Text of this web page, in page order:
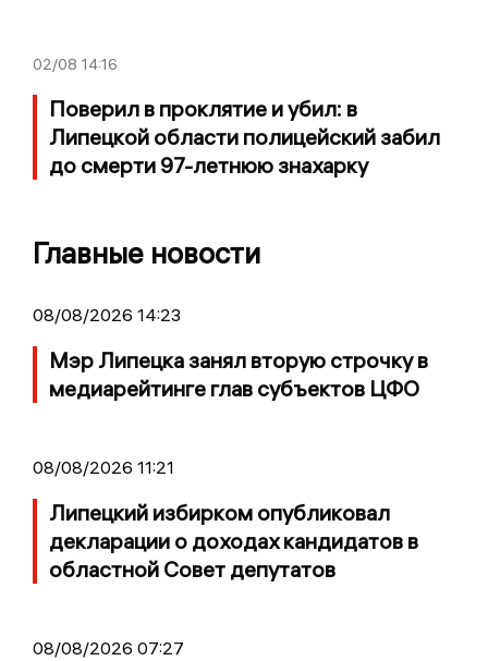
02/08 14:16
Поверил в проклятие и убил: в
Липецкой области полицейский забил
до смерти 97-летнюю знахарку
Главные новости
08/08/2026 14:23
Мэр Липецка занял вторую строчку в
медиарейтинге глав субъектов ЦФО
08/08/2026 11:21
Липецкий избирком опубликовал
декларации о доходах кандидатов в
областной Совет депутатов
08/08/2026 07:27